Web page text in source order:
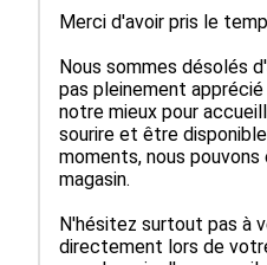
Merci d'avoir pris le
Nous sommes désolés
pas pleinement
notre mieux pour
sourire et être
moments, nous
magasin.
N'hésitez surtout pas à
directement lors de